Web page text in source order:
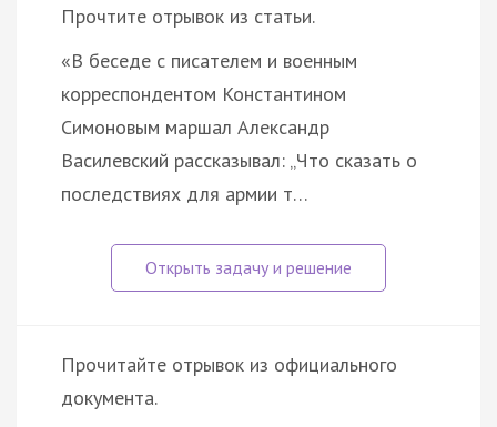
Прочтите отрывок из статьи.
«В беседе с писателем и военным
корреспондентом Константином
Симоновым маршал Александр
Василевский рассказывал: „Что сказать о
последствиях для армии т…
Прочитайте отрывок из официального
документа.